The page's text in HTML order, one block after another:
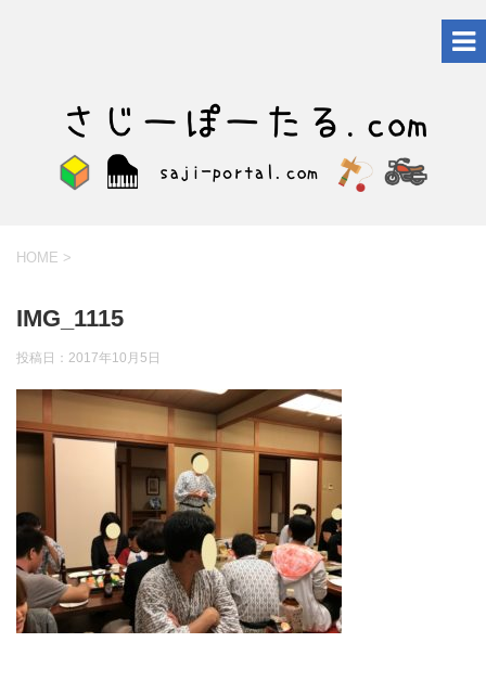
HOME >
IMG_1115
投稿日： 2017年10月5日